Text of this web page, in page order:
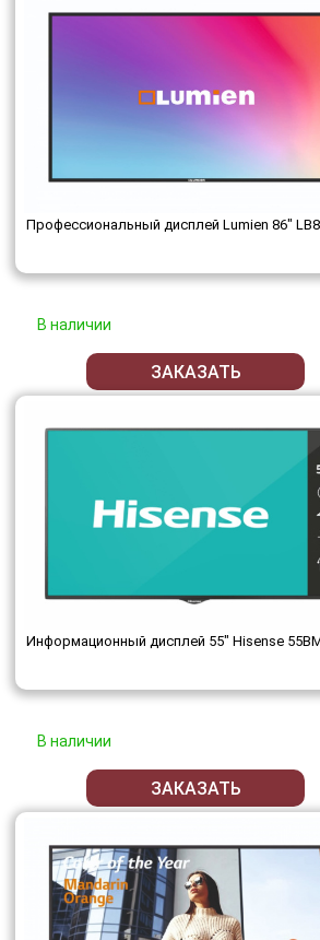
Профессиональный дисплей Lumien 86"
В наличии
ЗАКАЗАТЬ
Информационный дисплей 55" Hisense
В наличии
ЗАКАЗАТЬ